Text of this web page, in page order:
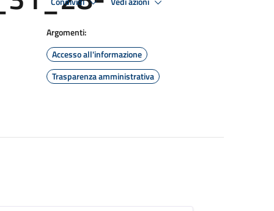
Argomenti:
Accesso all'informazione
Trasparenza amministrativa